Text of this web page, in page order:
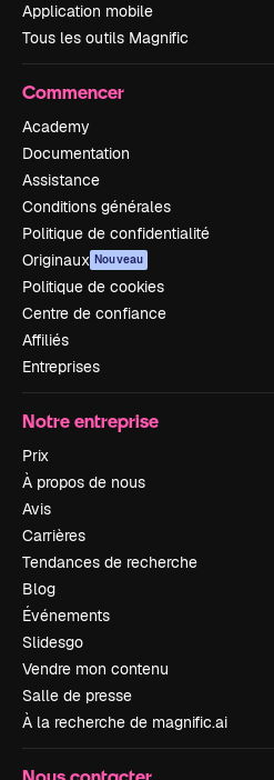
Application mobile
Tous les outils Magnific
Commencer
Academy
Documentation
Assistance
Conditions générales
Politique de confidentialité
Originaux Nouveau
Politique de cookies
Centre de confiance
Affiliés
Entreprises
Notre entreprise
Prix
À propos de nous
Avis
Carrières
Tendances de recherche
Blog
Événements
Slidesgo
Vendre mon contenu
Salle de presse
À la recherche de magnific.ai